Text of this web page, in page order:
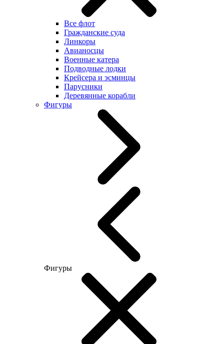
Все флот
Гражданские суда
Линкоры
Авианосцы
Военные катера
Подводные лодки
Крейсера и эсминцы
Парусники
Деревянные корабли
Фигуры
Фигуры